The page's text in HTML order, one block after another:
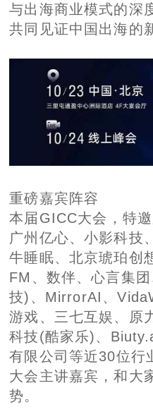
与出海商业模式的深
共同见证中国出海的
重磅嘉宾阵容
本届GICC大会，特
广州亿心、小影科技
牛睡眠、北京琥珀创
FM、数伴、心言集
技)、MirrorAI、
游戏、三七互娱、原
科技(酷家乐)、
有限公司等近30位行
大会主讲嘉宾，和大
势。